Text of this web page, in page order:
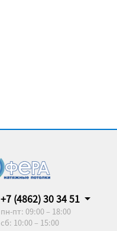
+7 (4862) 30 34 51
пн-пт: 09:00 – 18:00
сб: 10:00 – 15:00